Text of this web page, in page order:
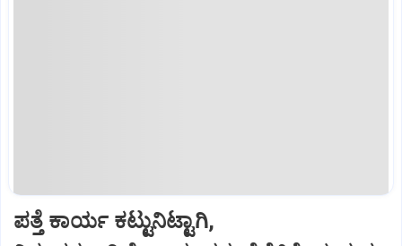
ಪತ್ತೆ ಕಾರ್ಯ ಕಟ್ಟುನಿಟ್ಟಾಗಿ,